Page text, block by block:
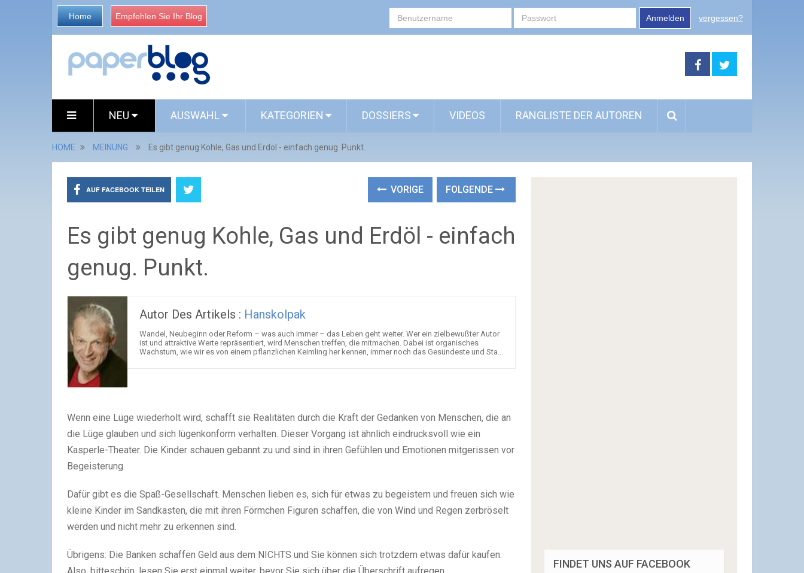
Home Empfehlen Sie Ihr Blog Anmelden vergessen?
NEU AUSWAHL KATEGORIEN DOSSIERS VIDEOS RANGLISTE DER AUTOREN
HOME MEINUNG Es gibt genug Kohle, Gas und Erdöl - einfach genug. Punkt.
AUF FACEBOOK TEILEN VORIGE FOLGENDE
Es gibt genug Kohle, Gas und Erdöl - einfach
genug. Punkt.
Autor Des Artikels : Hanskolpak
Wandel, Neubeginn oder Reform – was auch immer – das Leben geht weiter. Wer ein zielbewußter Autor
ist und attraktive Werte repräsentiert, wird Menschen treffen, die mitmachen. Dabei ist organisches
Wachstum, wie wir es von einem pflanzlichen Keimling her kennen, immer noch das Gesündeste und Sta...
Wenn eine Lüge wiederholt wird, schafft sie Realitäten durch die Kraft der Gedanken von Menschen, die an
die Lüge glauben und sich lügenkonform verhalten. Dieser Vorgang ist ähnlich eindrucksvoll wie ein
Kasperle-Theater. Die Kinder schauen gebannt zu und sind in ihren Gefühlen und Emotionen mitgerissen vor
Begeisterung.
Dafür gibt es die Spaß-Gesellschaft. Menschen lieben es, sich für etwas zu begeistern und freuen sich wie
kleine Kinder im Sandkasten, die mit ihren Förmchen Figuren schaffen, die von Wind und Regen zerbröselt
werden und nicht mehr zu erkennen sind.
Übrigens: Die Banken schaffen Geld aus dem NICHTS und Sie können sich trotzdem etwas dafür kaufen.
Also, bitteschön, lesen Sie erst einmal weiter, bevor Sie sich über die Überschrift aufregen.
FINDET UNS AUF FACEBOOK